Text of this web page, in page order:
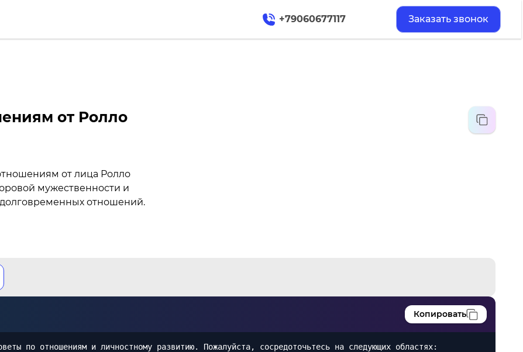
+79060677117 Заказать звонок
от Ролло
от лица Ролло
мужественности и
отношений.
Копировать
по отношениям и личностному развитию. Пожалуйста, сосредоточьтесь на следующих областях: